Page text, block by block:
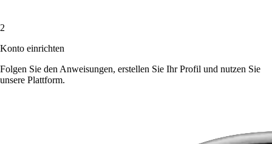
2
Konto einrichten
Folgen Sie den Anweisungen, erstellen Sie Ihr Profil und nutzen Sie
unsere Plattform.